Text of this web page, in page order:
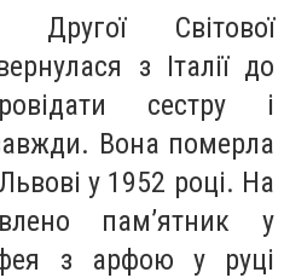
Світової
з Італії до
сестру і
Вона померла
у 1952 році. На
памʼятник у
з арфою у руці